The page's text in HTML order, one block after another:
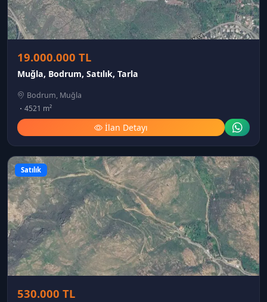
19.000.000 TL
Muğla, Bodrum, Satılık, Tarla
Bodrum, Muğla
4521 m²
İlan Detayı
Satılık
530.000 TL